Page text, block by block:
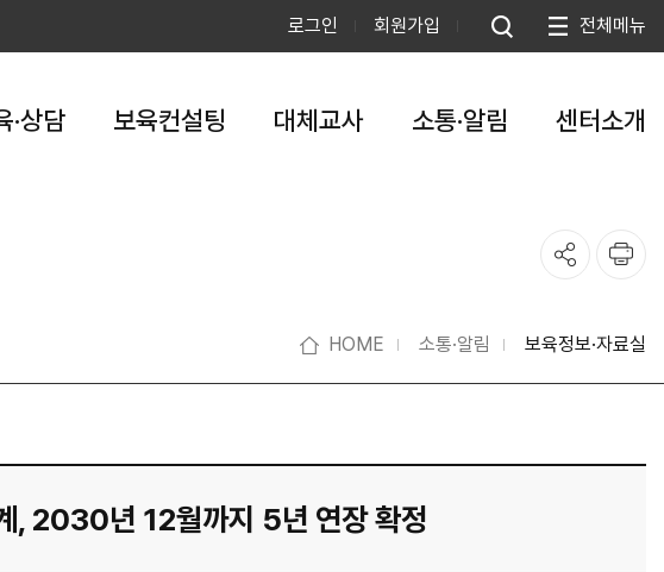
로그인 회원가입 전체메뉴
·상담 보육컨설팅 대체교사 소통·알림 센터소개
HOME 소통·알림 보육정보·자료실
, 2030년 12월까지 5년 연장 확정